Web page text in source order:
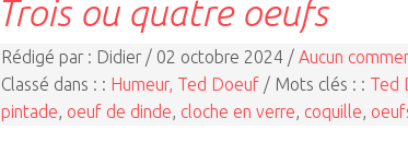
Trois ou quatre oeufs
Rédigé par : Didier / 02 octobre 2024 / Aucun
Classé dans : : Humeur, Ted Doeuf / Mots clés : : Ted
pintade, oeuf de dinde, cloche en verre, coquille,